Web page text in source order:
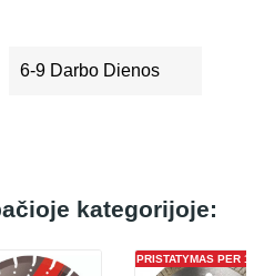
6-9 Darbo Dienos
kategorijoje:
PRISTATYMAS PER 1